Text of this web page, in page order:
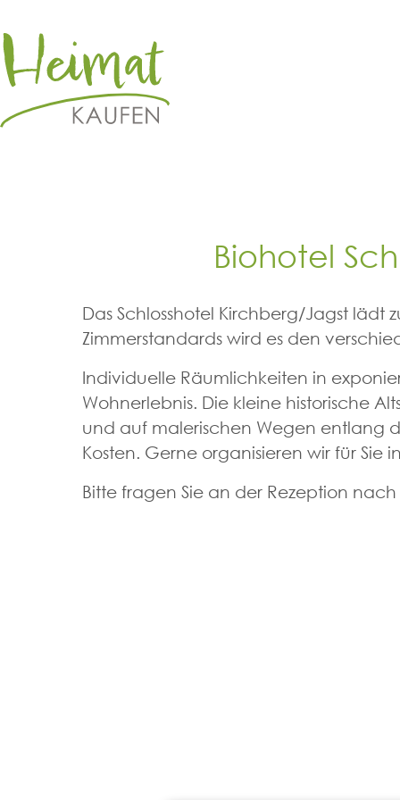
Biohotel
Das Schlosshotel Kirchberg/Jagst
Zimmerstandards wird es den
Individuelle Räumlichkeiten in
Wohnerlebnis. Die kleine historische
und auf malerischen Wegen entlang
Kosten. Gerne organisieren wir für
Bitte fragen Sie an der Rezeption